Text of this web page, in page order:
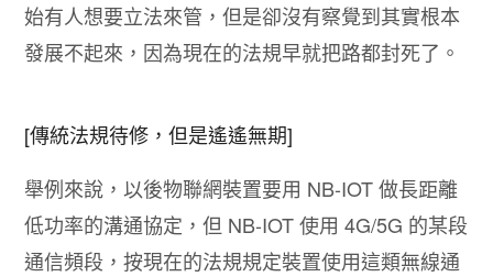
始有人想要立法來管，但是卻沒有察覺到其實根本
發展不起來，因為現在的法規早就把路都封死了。
[傳統法規待修，但是遙遙無期]
舉例來說，以後物聯網裝置要用 NB-IOT 做長距離
低功率的溝通協定，但 NB-IOT 使用 4G/5G 的某段
通信頻段，按現在的法規規定裝置使用這類無線通